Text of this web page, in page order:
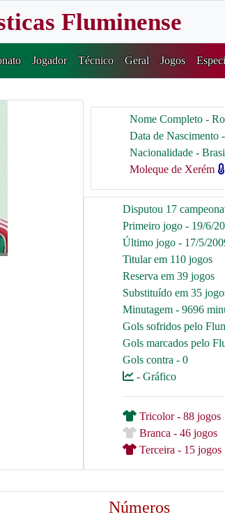
Fluminense
Jogador Técnico Geral Jogos
Nome Completo -
Data de Nascimento
Nacionalidade -
Moleque de Xerém
Disputou 17
Primeiro jogo - 19/6/
Último jogo - 17/5/
Titular em 110 jogos
Reserva em 39 jogos
Substituído em 35
Minutagem - 9696
Gols sofridos pelo
Gols marcados pelo
Gols contra - 0
- Gráfico
Tricolor - 88 jogos
Branca - 46 jogos
Terceira - 15 jogos
Números